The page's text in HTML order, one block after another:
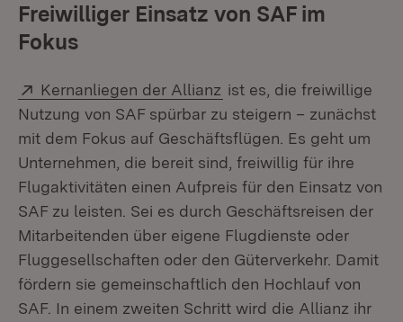
Freiwilliger Einsatz von SAF im
Fokus
Extern:
Kernanliegen der Allianz (Öffnet in neuem
ist es, die freiwillige
Nutzung von SAF spürbar zu steigern – zunächst
mit dem Fokus auf Geschäftsflügen. Es geht um
Unternehmen, die bereit sind, freiwillig für ihre
Flugaktivitäten einen Aufpreis für den Einsatz von
SAF zu leisten. Sei es durch Geschäftsreisen der
Mitarbeitenden über eigene Flugdienste oder
Fluggesellschaften oder den Güterverkehr. Damit
fördern sie gemeinschaftlich den Hochlauf von
SAF. In einem zweiten Schritt wird die Allianz ihr